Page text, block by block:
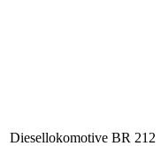
Diesellokomotive BR 212